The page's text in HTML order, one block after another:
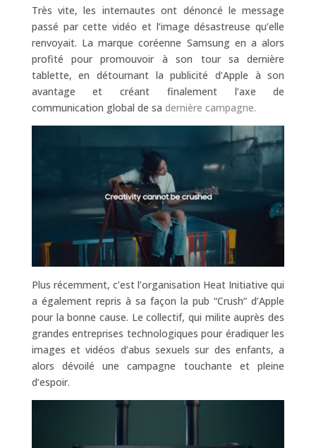
Très vite, les internautes ont dénoncé le message
passé par cette vidéo et l’image désastreuse qu’elle
renvoyait. La marque coréenne Samsung en a alors
profité pour promouvoir à son tour sa dernière
tablette, en détournant la publicité d’Apple à son
avantage et créant finalement l’axe de
communication global de sa dernière campagne.
Plus récemment, c’est l’organisation Heat Initiative qui
a également repris à sa façon la pub “Crush” d’Apple
pour la bonne cause. Le collectif, qui milite auprès des
grandes entreprises technologiques pour éradiquer les
images et vidéos d’abus sexuels sur des enfants, a
alors dévoilé une campagne touchante et pleine
d’espoir.